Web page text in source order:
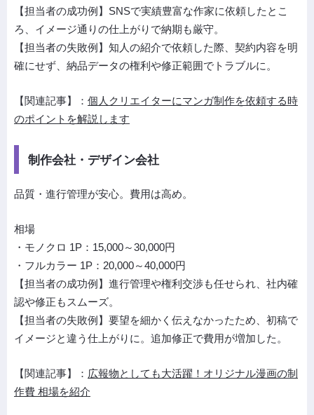
【担当者の成功例】SNSで実績豊富な作家に依頼したとこ
ろ、イメージ通りの仕上がりで納期も厳守。
【担当者の失敗例】知人の紹介で依頼した際、契約内容を明
確にせず、納品データの権利や修正範囲でトラブルに。
【関連記事】： 個人クリエイターにマンガ制作を依頼する時
のポイントを解説します
制作会社・デザイン会社
品質・進行管理が安心。費用は高め。
相場
・モノクロ 1P：15,000～30,000円
・フルカラー 1P：20,000～40,000円
【担当者の成功例】進行管理や権利交渉も任せられ、社内確
認や修正もスムーズ。
【担当者の失敗例】要望を細かく伝えなかったため、初稿で
イメージと違う仕上がりに。追加修正で費用が増加した。
【関連記事】： 広報物としても大活躍！オリジナル漫画の制
作費 相場を紹介